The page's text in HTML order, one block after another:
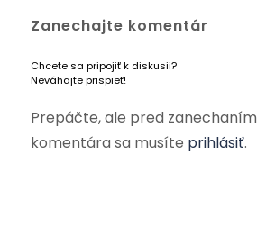
Zanechajte komentár
Chcete sa pripojiť k diskusii?
Neváhajte prispieť!
Prepáčte, ale pred zanechaním
komentára sa musíte prihlásiť.